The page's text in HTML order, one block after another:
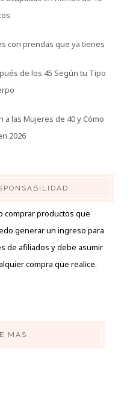
con prendas que ya tienes
de los 45 Según tu Tipo
las Mujeres de 40 y Cómo
2026
comprar productos que
generar un ingreso para
de afiliados y debe asumir
compra que realice.
MAS